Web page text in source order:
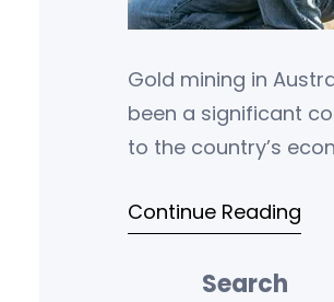
Gold mining in
been a significant
to the country’s
has played a crucial
Continue Reading
Search